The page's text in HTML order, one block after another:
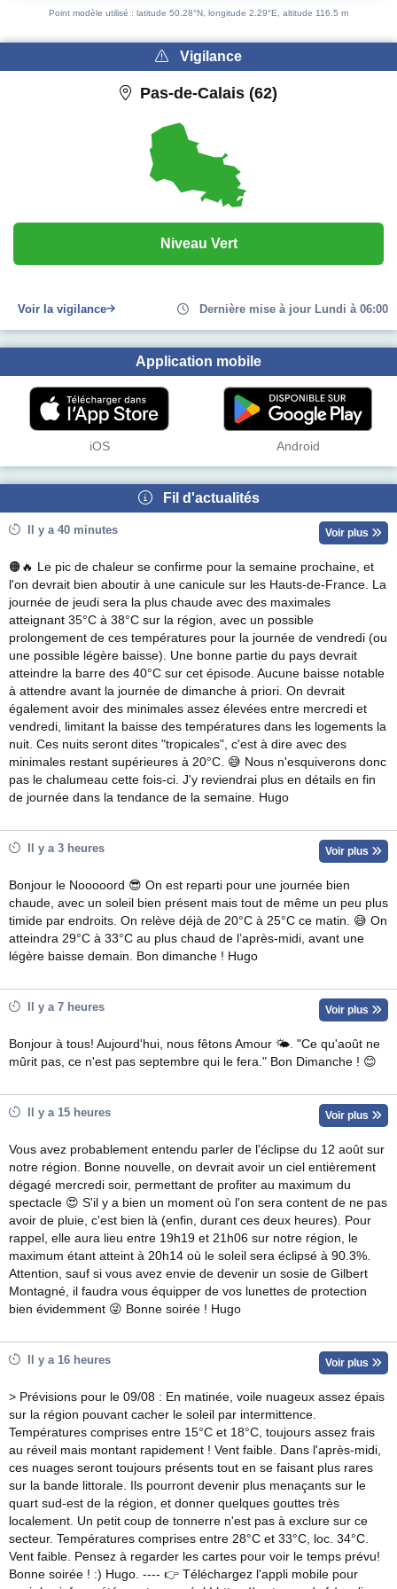
Point modèle utilisé : latitude 50.28°N, longitude 2.29°E, altitude 116.5 m
Vigilance
Pas-de-Calais (62)
Niveau Vert
Voir la vigilance Dernière mise à jour Lundi à 06:00
Application mobile
iOS Android
Fil d'actualités
Il y a 40 minutes Voir plus
🟠🔥 Le pic de chaleur se confirme pour la semaine prochaine, et
l'on devrait bien aboutir à une canicule sur les Hauts-de-France. La
journée de jeudi sera la plus chaude avec des maximales
atteignant 35°C à 38°C sur la région, avec un possible
prolongement de ces températures pour la journée de vendredi (ou
une possible légère baisse). Une bonne partie du pays devrait
atteindre la barre des 40°C sur cet épisode. Aucune baisse notable
à attendre avant la journée de dimanche à priori. On devrait
également avoir des minimales assez élevées entre mercredi et
vendredi, limitant la baisse des températures dans les logements la
nuit. Ces nuits seront dites "tropicales", c'est à dire avec des
minimales restant supérieures à 20°C. 😅 Nous n'esquiverons donc
pas le chalumeau cette fois-ci. J'y reviendrai plus en détails en fin
de journée dans la tendance de la semaine. Hugo
Il y a 3 heures Voir plus
Bonjour le Nooooord 😎 On est reparti pour une journée bien
chaude, avec un soleil bien présent mais tout de même un peu plus
timide par endroits. On relève déjà de 20°C à 25°C ce matin. 😅 On
atteindra 29°C à 33°C au plus chaud de l’après-midi, avant une
légère baisse demain. Bon dimanche ! Hugo
Il y a 7 heures Voir plus
Bonjour à tous! Aujourd'hui, nous fêtons Amour 🌤. "Ce qu'août ne
mûrit pas, ce n'est pas septembre qui le fera." Bon Dimanche ! 😊
Il y a 15 heures Voir plus
Vous avez probablement entendu parler de l'éclipse du 12 août sur
notre région. Bonne nouvelle, on devrait avoir un ciel entièrement
dégagé mercredi soir, permettant de profiter au maximum du
spectacle 😍 S'il y a bien un moment où l'on sera content de ne pas
avoir de pluie, c'est bien là (enfin, durant ces deux heures). Pour
rappel, elle aura lieu entre 19h19 et 21h06 sur notre région, le
maximum étant atteint à 20h14 où le soleil sera éclipsé à 90.3%.
Attention, sauf si vous avez envie de devenir un sosie de Gilbert
Montagné, il faudra vous équipper de vos lunettes de protection
bien évidemment 😜 Bonne soirée ! Hugo
Il y a 16 heures Voir plus
> Prévisions pour le 09/08 : En matinée, voile nuageux assez épais
sur la région pouvant cacher le soleil par intermittence.
Températures comprises entre 15°C et 18°C, toujours assez frais
au réveil mais montant rapidement ! Vent faible. Dans l'après-midi,
ces nuages seront toujours présents tout en se faisant plus rares
sur la bande littorale. Ils pourront devenir plus menaçants sur le
quart sud-est de la région, et donner quelques gouttes très
localement. Un petit coup de tonnerre n'est pas à exclure sur ce
secteur. Températures comprises entre 28°C et 33°C, loc. 34°C.
Vent faible. Pensez à regarder les cartes pour voir le temps prévu!
Bonne soirée ! :) Hugo. ---- 👉 Téléchargez l'appli mobile pour